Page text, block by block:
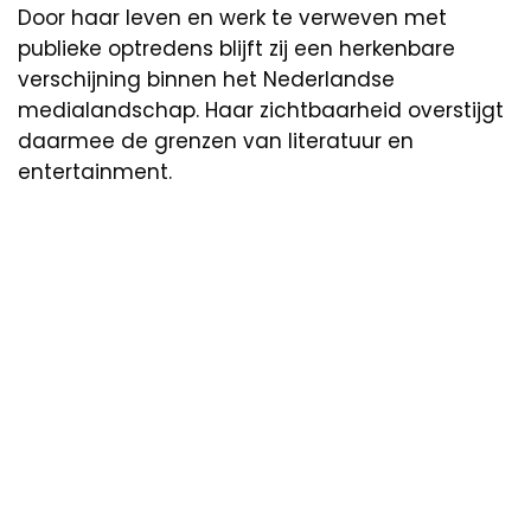
Door haar leven en werk te verweven met
publieke optredens blijft zij een herkenbare
verschijning binnen het Nederlandse
medialandschap. Haar zichtbaarheid overstijgt
daarmee de grenzen van literatuur en
entertainment.